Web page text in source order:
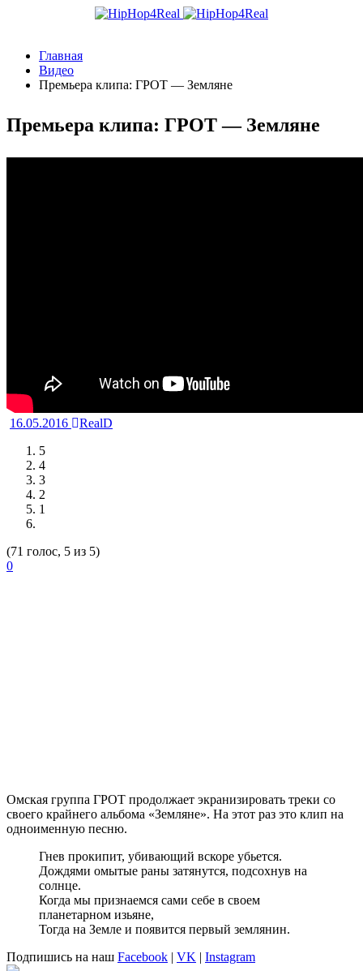
Главная
Видео
Премьера клипа: ГРОТ — Земляне
Премьера клипа: ГРОТ — Земляне
16.05.2016
RealD
5
4
3
2
1
(71 голос, 5 из 5)
0
Омская группа ГРОТ продолжает экранизировать треки со
своего крайнего альбома «Земляне». На этот раз это клип на
одноименную песню.
Гнев прокипит, убивающий вскоре убьется.
Дождями омытые раны затянутся, подсохнув на
солнце.
Когда мы признаемся сами себе в своем
планетарном изьяне,
Тогда на Земле и появится первый землянин.
Подпишись на наш Facebook | VK | Instagram